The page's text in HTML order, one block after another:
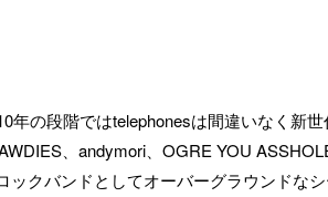
年の段階ではtelephonesは間違いなく新
、andymori、OGRE YOU
ックバンドとしてオーバーグラウンドな